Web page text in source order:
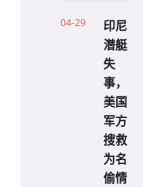
04-29
印尼
潜艇
失
事，
美国
军方
搜救
为名
偷情